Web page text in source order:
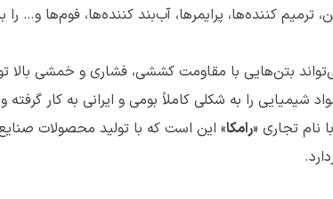
کننده‌ها، پرایمرها، آب‌بند کننده‌ها، فوم‌ها و… را با
بتن‌هایی با مقاومت کششی، فشاری و خمشی بالا
را به شکلی کاملاً بومی و ایرانی به کار گرفته و
نام تجاری «رامکا» این است که با تولید محصولات